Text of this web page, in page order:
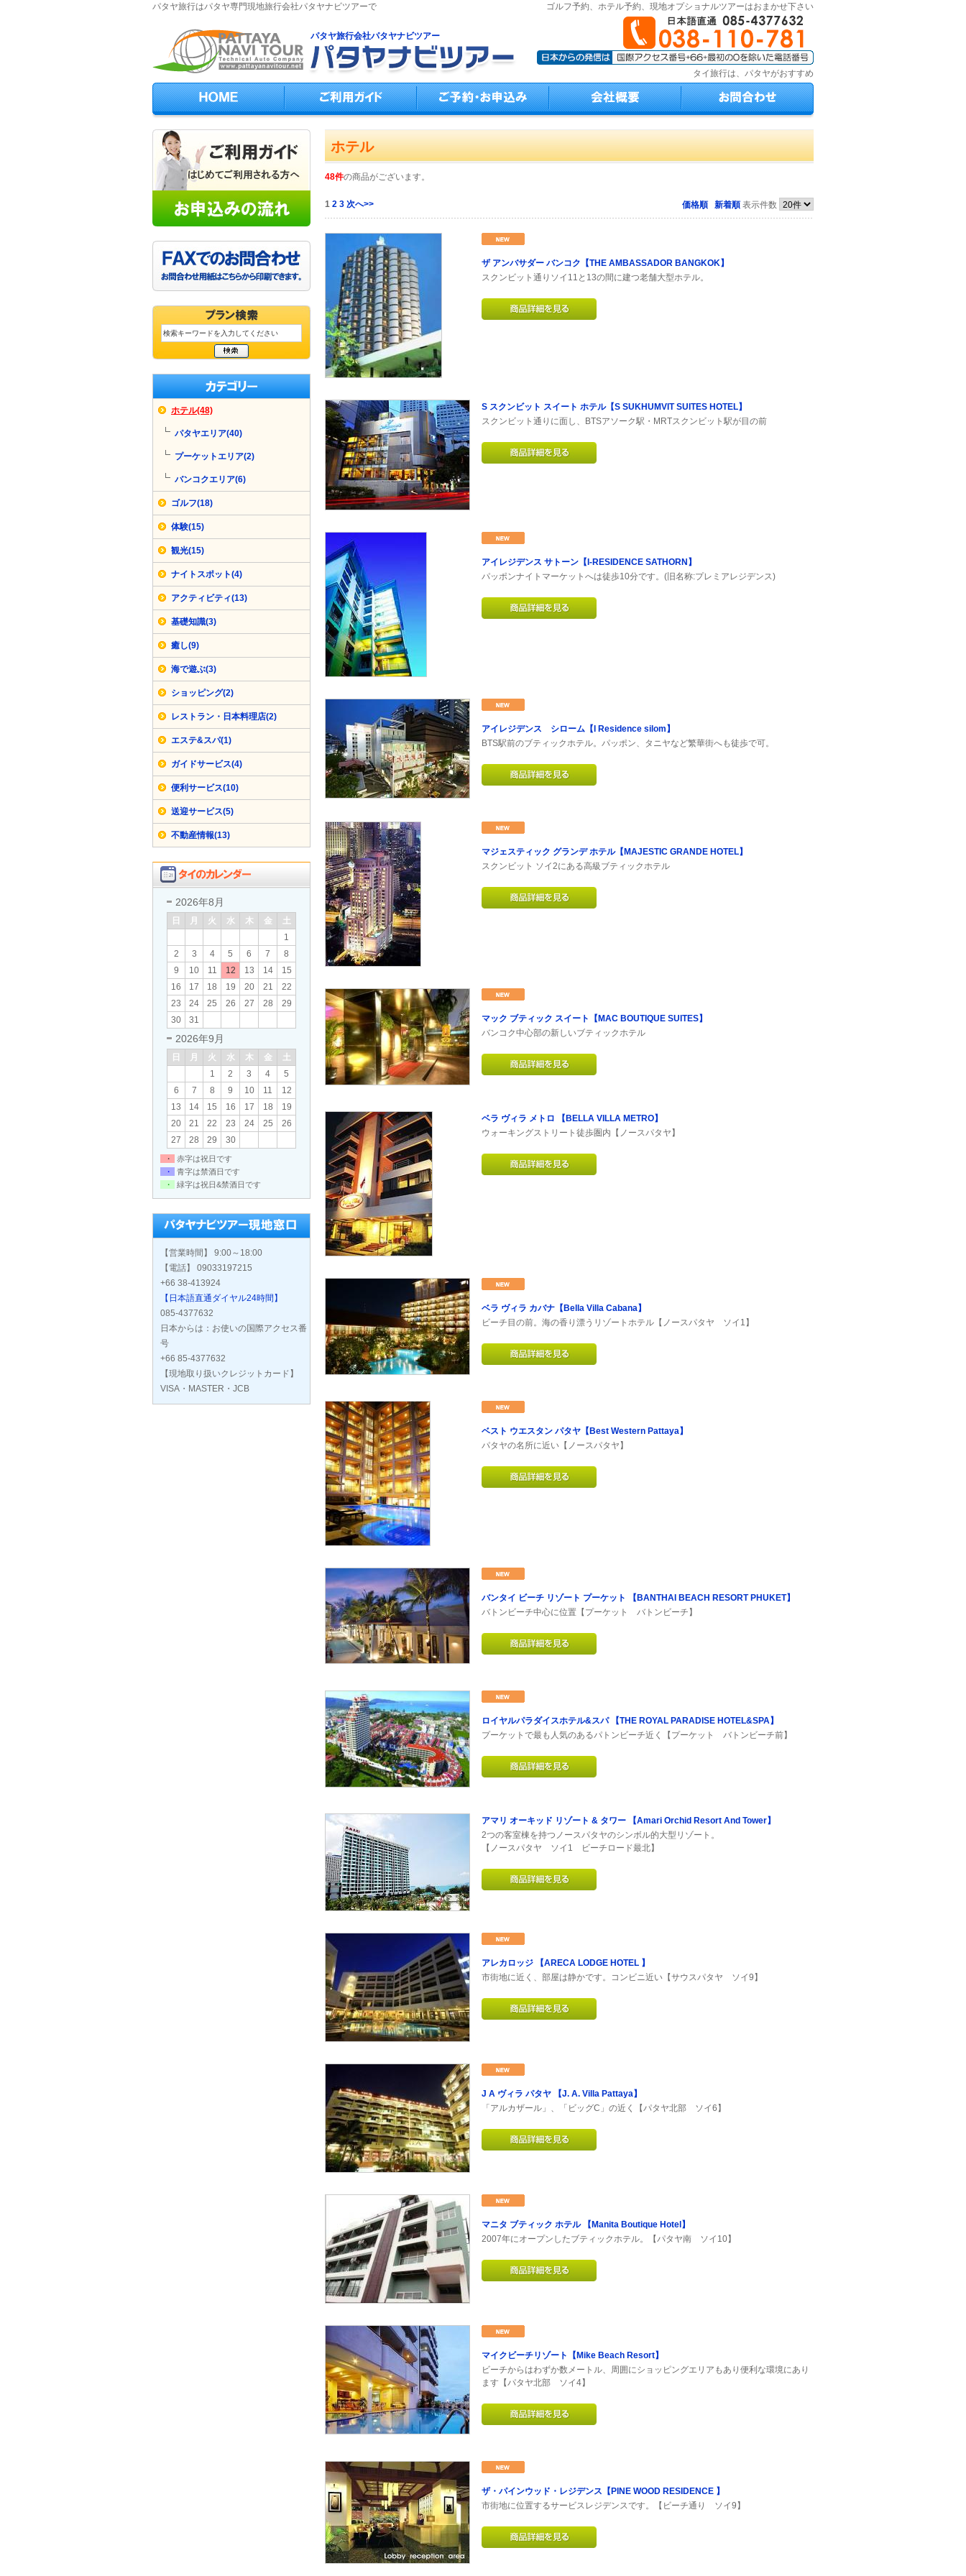
パタヤ旅行はパタヤ専門現地旅行会社パタヤナビツアーで
パタヤ旅行会社パタヤナビツアー
ゴルフ予約、ホテル予約、現地オプショナルツアーはおまかせ下さい
タイ旅行は、パタヤがおすすめ
ホテル
48件の商品がございます。
価格順 新着順 表示件数
1 2 3 次へ>>
ザ アンバサダー バンコク【THE AMBASSADOR BANGKOK】
スクンビット通りソイ11と13の間に建つ老舗大型ホテル。
S スクンビット スイート ホテル【S SUKHUMVIT SUITES HOTEL】
スクンビット通りに面し、BTSアソーク駅・MRTスクンビット駅が目の前
アイレジデンス サトーン【I-RESIDENCE SATHORN】
パッポンナイトマーケットへは徒歩10分です。(旧名称:プレミアレジデンス)
アイレジデンス シローム【I Residence silom】
BTS駅前のブティックホテル。パッポン、タニヤなど繁華街へも徒歩で可。
マジェスティック グランデ ホテル【MAJESTIC GRANDE HOTEL】
スクンビット ソイ2にある高級ブティックホテル
マック ブティック スイート【MAC BOUTIQUE SUITES】
バンコク中心部の新しいブティックホテル
ベラ ヴィラ メトロ 【BELLA VILLA METRO】
ウォーキングストリート徒歩圏内【ノースパタヤ】
ベラ ヴィラ カバナ【Bella Villa Cabana】
ビーチ目の前。海の香り漂うリゾートホテル【ノースパタヤ ソイ1】
ベスト ウエスタン パタヤ【Best Western Pattaya】
パタヤの名所に近い【ノースパタヤ】
バンタイ ビーチ リゾート プーケット 【BANTHAI BEACH RESORT PHUKET】
バトンビーチ中心に位置【プーケット バトンビーチ】
ロイヤルパラダイスホテル&スパ 【THE ROYAL PARADISE HOTEL&SPA】
プーケットで最も人気のあるパトンビーチ近く【プーケット バトンビーチ前】
アマリ オーキッド リゾート & タワー 【Amari Orchid Resort And Tower】
2つの客室棟を持つノースパタヤのシンボル的大型リゾート。
【ノースパタヤ ソイ1 ビーチロード最北】
アレカロッジ 【ARECA LODGE HOTEL 】
市街地に近く、部屋は静かです。コンビニ近い【サウスパタヤ ソイ9】
J A ヴィラ パタヤ 【J. A. Villa Pattaya】
「アルカザール」、「ビッグC」の近く【パタヤ北部 ソイ6】
マニタ ブティック ホテル 【Manita Boutique Hotel】
2007年にオープンしたブティックホテル。【パタヤ南 ソイ10】
マイクビーチリゾート【Mike Beach Resort】
ビーチからはわずか数メートル、周囲にショッピングエリアもあり便利な環境にあり
ます【パタヤ北部 ソイ4】
ザ・パインウッド・レジデンス【PINE WOOD RESIDENCE 】
市街地に位置するサービスレジデンスです。【ビーチ通り ソイ9】
ホテル(48)
パタヤエリア(40)
プーケットエリア(2)
バンコクエリア(6)
ゴルフ(18)
体験(15)
観光(15)
ナイトスポット(4)
アクティビティ(13)
基礎知識(3)
癒し(9)
海で遊ぶ(3)
ショッピング(2)
レストラン・日本料理店(2)
エステ&スパ(1)
ガイドサービス(4)
便利サービス(10)
送迎サービス(5)
不動産情報(13)
2026年8月
日 月 火 水 木 金
土
1
2
3 4 5 6 7
8
9
10 11 12 13 14
15
16
17 18 19 20 21
22
23
24 25 26 27 28
29
30
31
2026年9月
日 月 火 水 木 金
土
1
2 3 4
5
6
7 8 9 10 11
12
13
14 15 16 17 18
19
20
21 22 23 24 25
26
27
28 29 30
・
赤字は祝日です
・
青字は禁酒日です
・
緑字は祝日&禁酒日です
【営業時間】 9:00～18:00
【電話】 09033197215
+66 38-413924
【日本語直通ダイヤル24時間】
085-4377632
日本からは：お使いの国際アクセス番
号
+66 85-4377632
【現地取り扱いクレジットカード】
VISA・MASTER・JCB